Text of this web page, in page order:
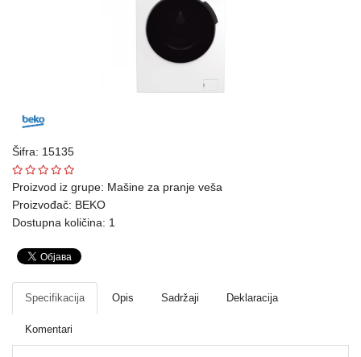
Telefoni
oprema
Mrežna
Fotoaparati
kamere
Šifra: 15135
Proizvod iz grupe: Mašine za pranje veša
Proizvođač: BEKO
Dostupna količina: 1
Specifikacija Opis Sadržaji Deklaracija
Komentari